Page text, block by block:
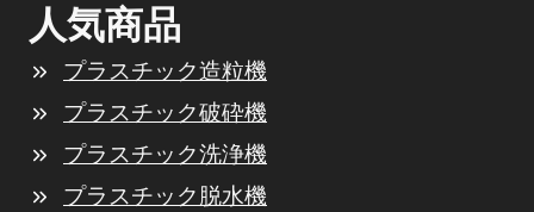
人気商品
プラスチック造粒機
プラスチック破砕機
プラスチック洗浄機
プラスチック脱水機